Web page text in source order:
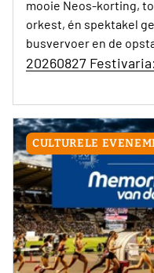
mooie Neos-korting,
orkest, én spektakel
busvervoer en de
20260827
CULTURELE